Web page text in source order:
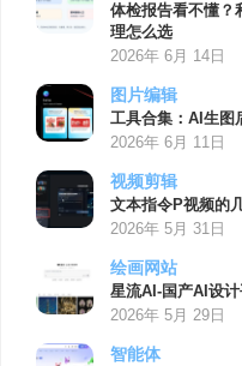
体检报告看不懂？
理怎么选
2026年 6月 14日
图片编辑
工具合集：AI生图
2026年 6月 11日
视频剪辑
文本指令P视频的
2026年 5月 31日
绘画网站
星流AI-国产AI设
2026年 5月 29日
智能体